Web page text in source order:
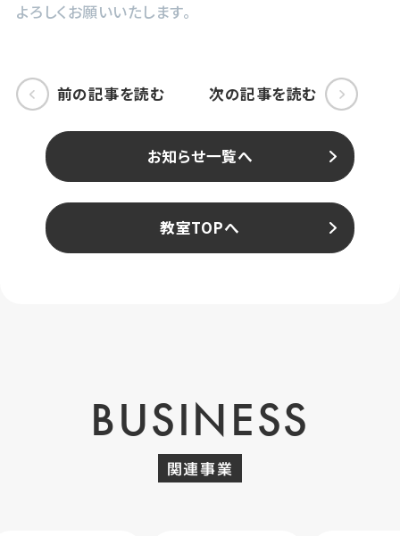
よろしくお願いいたします。
前の記事を読む 次の記事を読む
お知らせ一覧へ
教室TOPへ
BUSINESS
関連事業